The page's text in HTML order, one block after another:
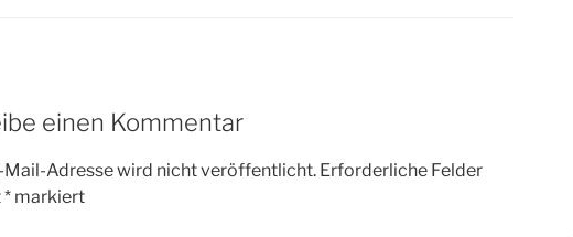
einen Kommentar
Mail-Adresse wird nicht veröffentlicht. Erforderliche Felder
* markiert